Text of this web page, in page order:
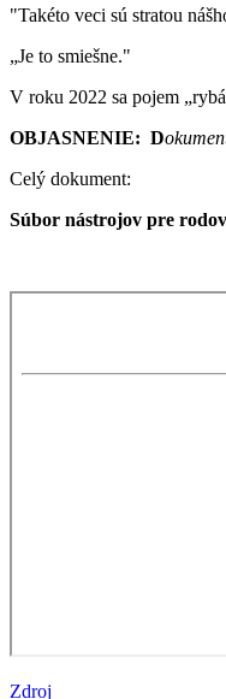
"Takéto veci sú stratou
„Je to smiešne."
V roku 2022 sa pojem
OBJASNENIE: D
Celý dokument:
Súbor nástrojov pre
Zdroj